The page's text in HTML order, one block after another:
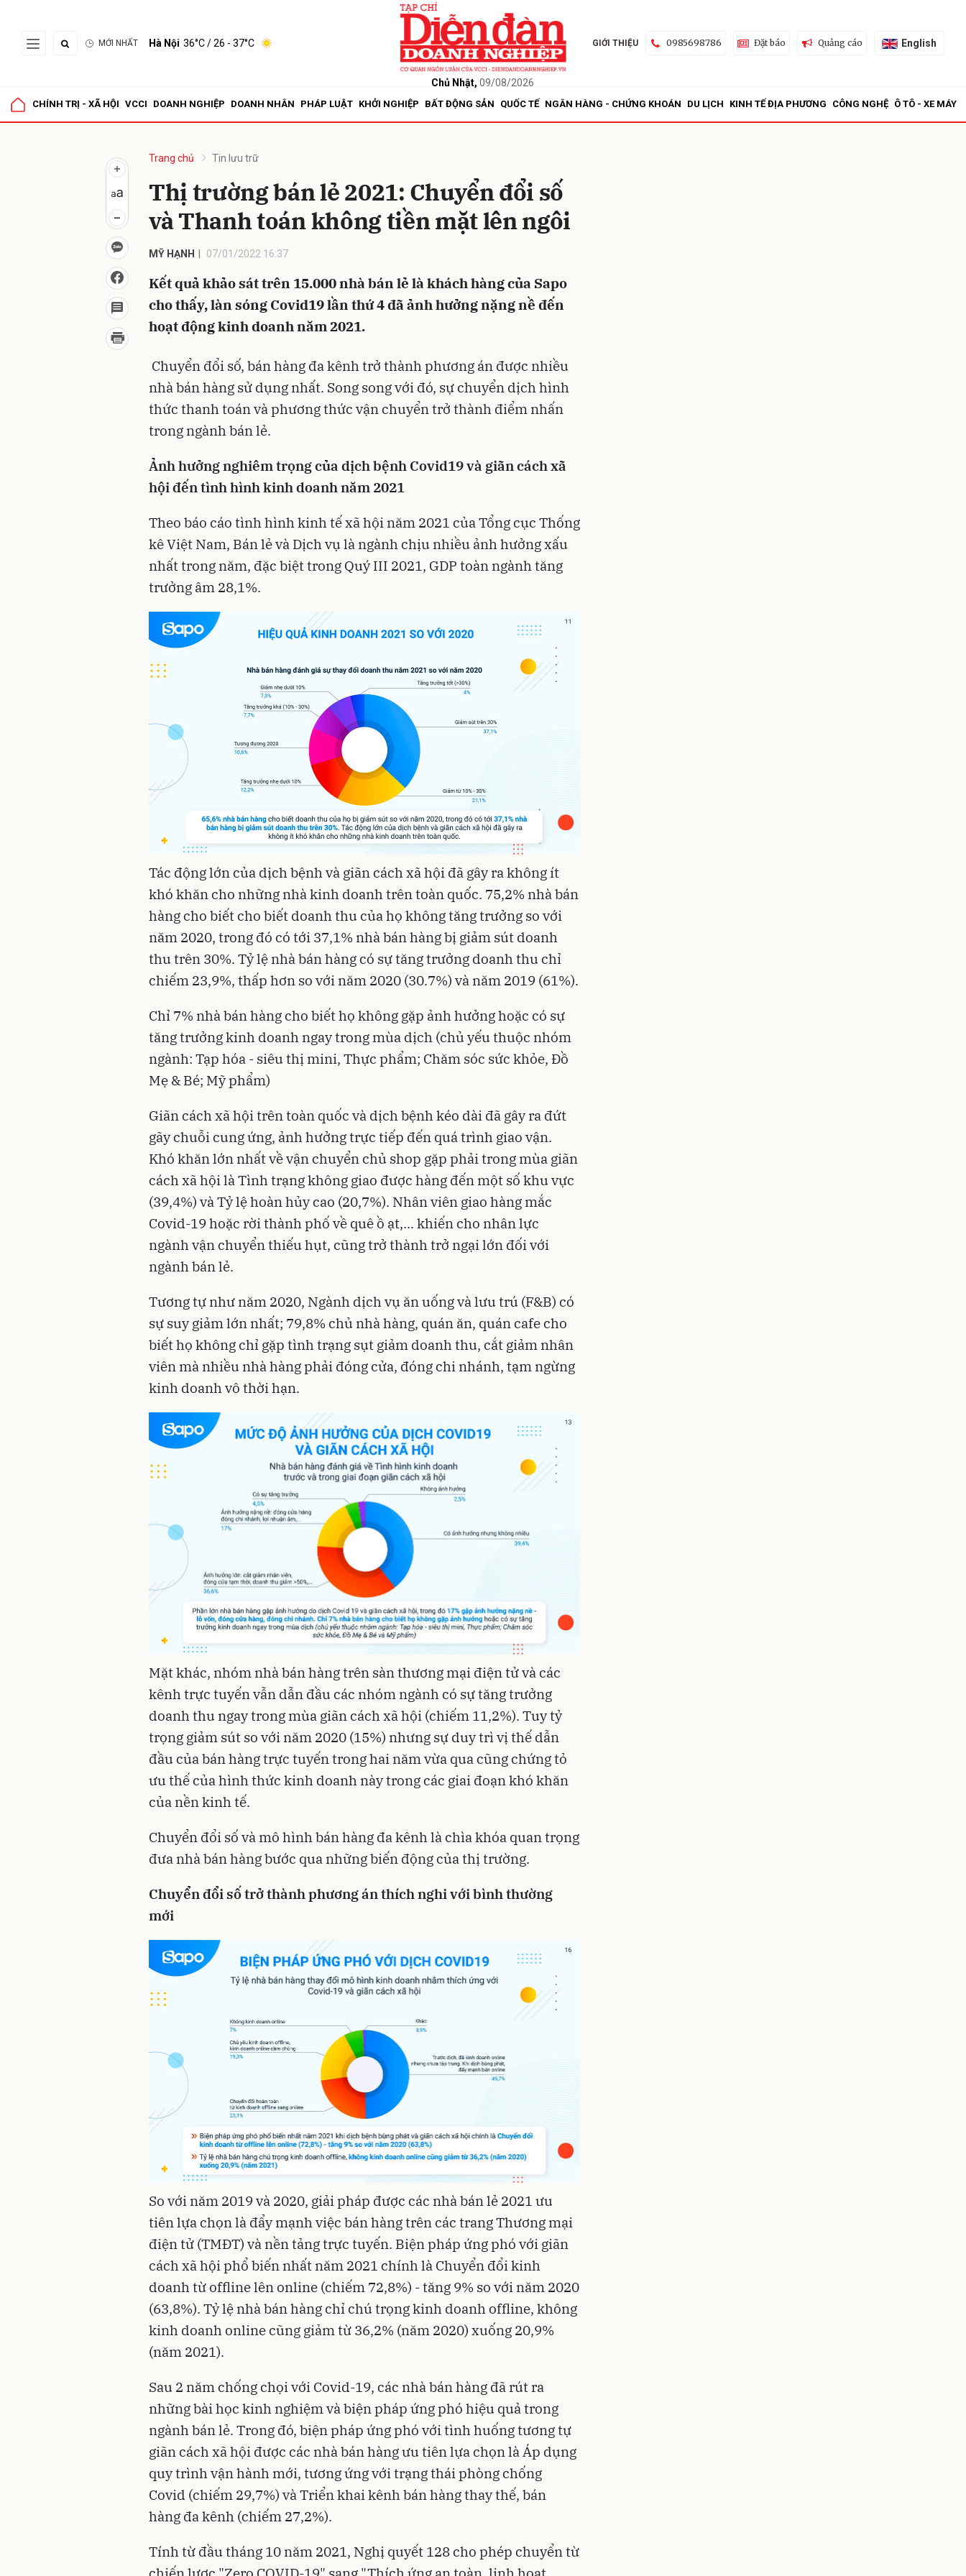
MỚI NHẤT Hà Nội 36°C/ 26 - 37°C
Chủ Nhật, 09/08/2026
GIỚI THIỆU 0985698786 Đặt báo Quảng cáo English
CHÍNH TRỊ - XÃ HỘI VCCI DOANH NGHIỆP DOANH NHÂN PHÁP LUẬT KHỞI NGHIỆP BẤT ĐỘNG SẢN QUỐC TẾ NGÂN HÀNG - CHỨNG KHOÁN DU LỊCH KINH TẾ ĐỊA PHƯƠNG CÔNG NGHỆ Ô TÔ - XE MÁY
Trang chủ Tin lưu trữ
Thị trường bán lẻ 2021: Chuyển đổi số
và Thanh toán không tiền mặt lên ngôi
MỸ HẠNH 07/01/2022 16:37
Kết quả khảo sát trên 15.000 nhà bán lẻ là khách hàng của Sapo
cho thấy, làn sóng Covid19 lần thứ 4 đã ảnh hưởng nặng nề đến
hoạt động kinh doanh năm 2021.
Chuyển đổi số, bán hàng đa kênh trở thành phương án được nhiều
nhà bán hàng sử dụng nhất. Song song với đó, sự chuyển dịch hình
thức thanh toán và phương thức vận chuyển trở thành điểm nhấn
trong ngành bán lẻ.
Ảnh hưởng nghiêm trọng của dịch bệnh Covid19 và giãn cách xã
hội đến tình hình kinh doanh năm 2021
Theo báo cáo tình hình kinh tế xã hội năm 2021 của Tổng cục Thống
kê Việt Nam, Bán lẻ và Dịch vụ là ngành chịu nhiều ảnh hưởng xấu
nhất trong năm, đặc biệt trong Quý III 2021, GDP toàn ngành tăng
trưởng âm 28,1%.
Tác động lớn của dịch bệnh và giãn cách xã hội đã gây ra không ít
khó khăn cho những nhà kinh doanh trên toàn quốc. 75,2% nhà bán
hàng cho biết cho biết doanh thu của họ không tăng trưởng so với
năm 2020, trong đó có tới 37,1% nhà bán hàng bị giảm sút doanh
thu trên 30%. Tỷ lệ nhà bán hàng có sự tăng trưởng doanh thu chỉ
chiếm 23,9%, thấp hơn so với năm 2020 (30.7%) và năm 2019 (61%).
Chỉ 7% nhà bán hàng cho biết họ không gặp ảnh hưởng hoặc có sự
tăng trưởng kinh doanh ngay trong mùa dịch (chủ yếu thuộc nhóm
ngành: Tạp hóa - siêu thị mini, Thực phẩm; Chăm sóc sức khỏe, Đồ
Mẹ & Bé; Mỹ phẩm)
Giãn cách xã hội trên toàn quốc và dịch bệnh kéo dài đã gây ra đứt
gãy chuỗi cung ứng, ảnh hưởng trực tiếp đến quá trình giao vận.
Khó khăn lớn nhất về vận chuyển chủ shop gặp phải trong mùa giãn
cách xã hội là Tình trạng không giao được hàng đến một số khu vực
(39,4%) và Tỷ lệ hoàn hủy cao (20,7%). Nhân viên giao hàng mắc
Covid-19 hoặc rời thành phố về quê ồ ạt,... khiến cho nhân lực
ngành vận chuyển thiếu hụt, cũng trở thành trở ngại lớn đối với
ngành bán lẻ.
Tương tự như năm 2020, Ngành dịch vụ ăn uống và lưu trú (F&B) có
sự suy giảm lớn nhất; 79,8% chủ nhà hàng, quán ăn, quán cafe cho
biết họ không chỉ gặp tình trạng sụt giảm doanh thu, cắt giảm nhân
viên mà nhiều nhà hàng phải đóng cửa, đóng chi nhánh, tạm ngừng
kinh doanh vô thời hạn.
Mặt khác, nhóm nhà bán hàng trên sàn thương mại điện tử và các
kênh trực tuyến vẫn dẫn đầu các nhóm ngành có sự tăng trưởng
doanh thu ngay trong mùa giãn cách xã hội (chiếm 11,2%). Tuy tỷ
trọng giảm sút so với năm 2020 (15%) nhưng sự duy trì vị thế dẫn
đầu của bán hàng trực tuyến trong hai năm vừa qua cũng chứng tỏ
ưu thế của hình thức kinh doanh này trong các giai đoạn khó khăn
của nền kinh tế.
Chuyển đổi số và mô hình bán hàng đa kênh là chìa khóa quan trọng
đưa nhà bán hàng bước qua những biến động của thị trường.
Chuyển đổi số trở thành phương án thích nghi với bình thường
mới
So với năm 2019 và 2020, giải pháp được các nhà bán lẻ 2021 ưu
tiên lựa chọn là đẩy mạnh việc bán hàng trên các trang Thương mại
điện tử (TMĐT) và nền tảng trực tuyến. Biện pháp ứng phó với giãn
cách xã hội phổ biến nhất năm 2021 chính là Chuyển đổi kinh
doanh từ offline lên online (chiếm 72,8%) - tăng 9% so với năm 2020
(63,8%). Tỷ lệ nhà bán hàng chỉ chú trọng kinh doanh offline, không
kinh doanh online cũng giảm từ 36,2% (năm 2020) xuống 20,9%
(năm 2021).
Sau 2 năm chống chọi với Covid-19, các nhà bán hàng đã rút ra
những bài học kinh nghiệm và biện pháp ứng phó hiệu quả trong
ngành bán lẻ. Trong đó, biện pháp ứng phó với tình huống tương tự
giãn cách xã hội được các nhà bán hàng ưu tiên lựa chọn là Áp dụng
quy trình vận hành mới, tương ứng với trạng thái phòng chống
Covid (chiếm 29,7%) và Triển khai kênh bán hàng thay thế, bán
hàng đa kênh (chiếm 27,2%).
Tính từ đầu tháng 10 năm 2021, Nghị quyết 128 cho phép chuyển từ